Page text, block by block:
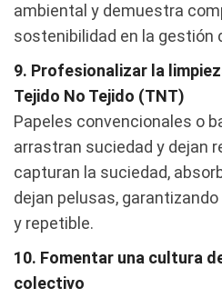
ambiental y demuestra
sostenibilidad en la gestión
9. Profesionalizar la
Tejido No Tejido (TNT)
Papeles convencionales o
arrastran suciedad y dejan
capturan la suciedad,
dejan pelusas,
y repetible.
10. Fomentar una cultura
colectivo